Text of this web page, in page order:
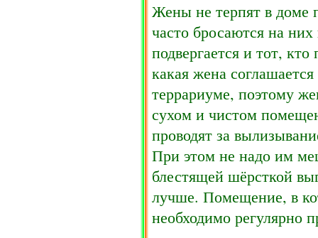
Жены не терпят в доме
часто бросаются на
подвергается и тот,
какая жена
террариуме, поэтому
сухом и чистом
проводят за
При этом не надо им
блестящей шёрсткой
лучше. Помещение, в
необходимо регулярно